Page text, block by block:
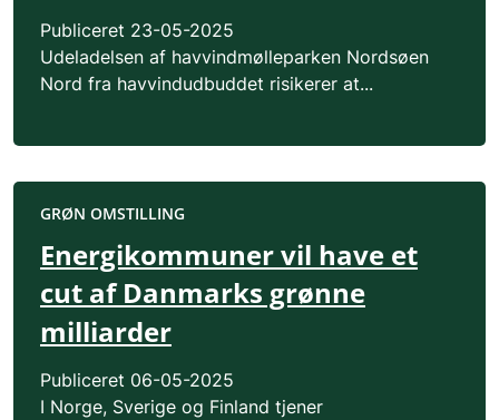
Publiceret 23-05-2025
Udeladelsen af havvindmølleparken Nordsøen
Nord fra havvindudbuddet risikerer at...
GRØN OMSTILLING
Energikommuner vil have et
cut af Danmarks grønne
milliarder
Publiceret 06-05-2025
I Norge, Sverige og Finland tjener